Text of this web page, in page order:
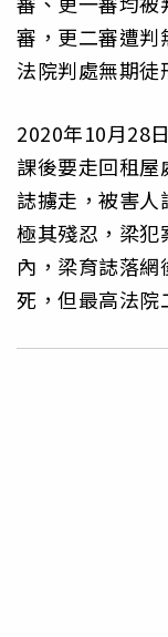
審，更二審遭判
法院判處無期徒
2020年10月28
課後要走回租
誌擄走，被害
極其殘忍，梁犯
內，梁育誌落
死，但最高法院